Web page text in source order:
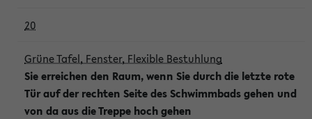
20
Grüne Tafel, Fenster, Flexible Bestuhlung
Sie erreichen den Raum, wenn Sie durch die letzte rote
Tür auf der rechten Seite des Schwimmbads gehen und
von da aus die Treppe hoch gehen